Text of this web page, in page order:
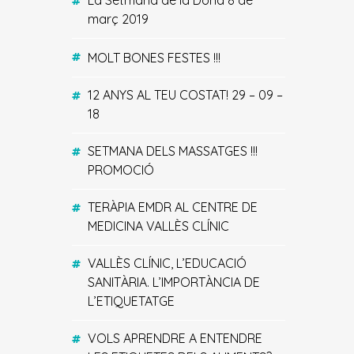
març 2019
MOLT BONES FESTES !!!
12 ANYS AL TEU COSTAT! 29 – 09 –
18
SETMANA DELS MASSATGES !!!
PROMOCIÓ
TERÀPIA EMDR AL CENTRE DE
MEDICINA VALLÈS CLÍNIC
VALLÈS CLÍNIC, L’EDUCACIÓ
SANITÀRIA. L’IMPORTÀNCIA DE
L’ETIQUETATGE
VOLS APRENDRE A ENTENDRE